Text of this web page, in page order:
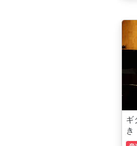
ギ
き